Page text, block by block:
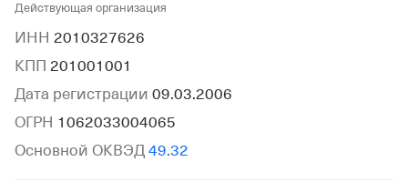
Действующая организация
ИНН 2010327626
КПП 201001001
Дата регистрации 09.03.2006
ОГРН 1062033004065
Основной ОКВЭД 49.32